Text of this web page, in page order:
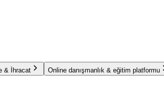
& İhracat Online danışmanlık & eğitim platformu